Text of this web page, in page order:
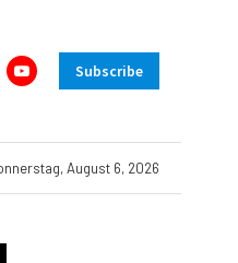
Subscribe
August 6, 2026